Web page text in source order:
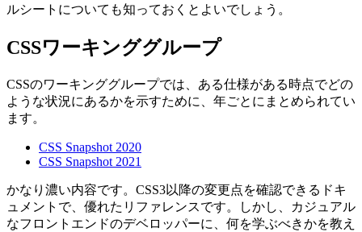
ルシートについても知っておくとよいでしょう。
CSSワーキンググループ
CSSのワーキンググループでは、ある仕様がある時点でどの
ような状況にあるかを示すために、年ごとにまとめられてい
ます。
CSS Snapshot 2020
CSS Snapshot 2021
かなり濃い内容です。CSS3以降の変更点を確認できるドキ
ュメントで、優れたリファレンスです。しかし、カジュアル
なフロントエンドのデベロッパーに、何を学ぶべきかを教え